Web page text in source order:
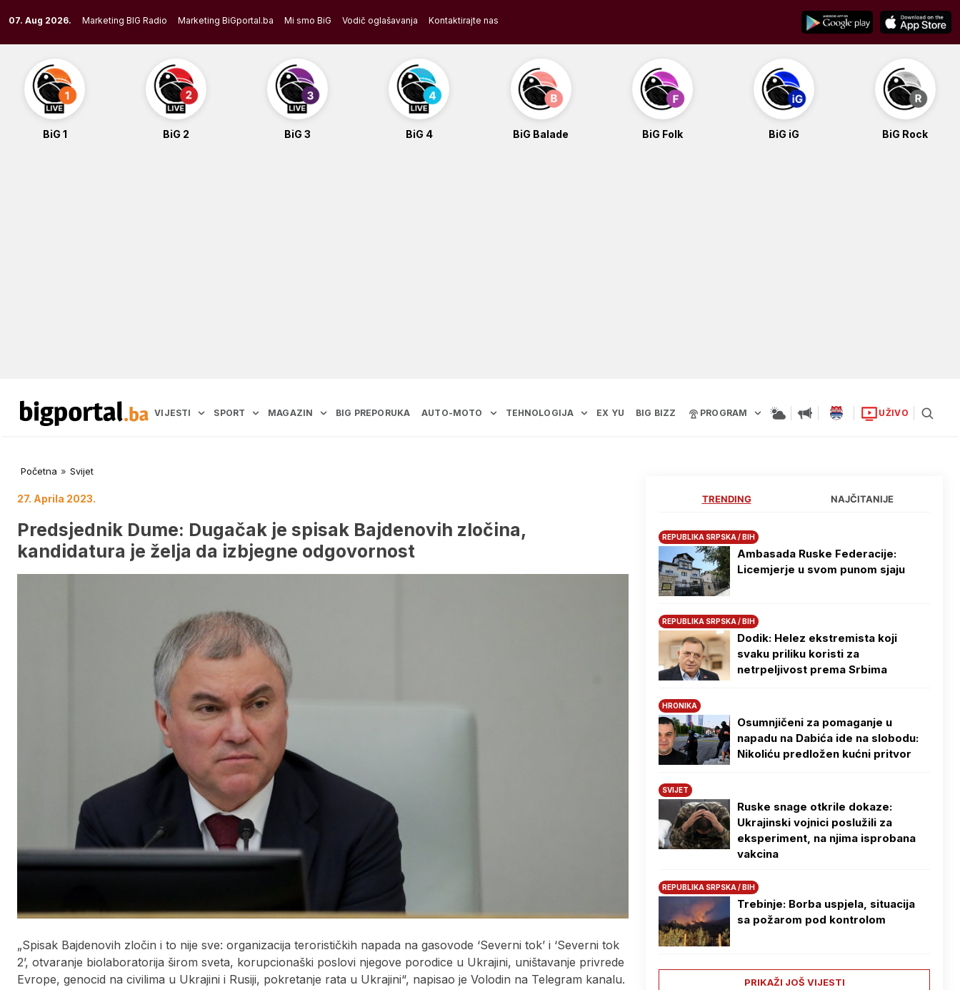
to
content
07. Aug 2026. Marketing BIG Radio Marketing BiGportal.ba Mi smo BiG Vodič oglašavanja Kontaktirajte nas
BiG 1 BiG 2 BiG 3 BiG 4 BiG Balade BiG Folk BiG iG BiG Rock
VIJESTI SPORT MAGAZIN BIG PREPORUKA AUTO-MOTO TEHNOLOGIJA EX YU BIG BIZZ PROGRAM UŽIVO
Početna » Svijet
27. Aprila 2023.
Predsjednik Dume: Dugačak je spisak Bajdenovih zločina,
kandidatura je želja da izbjegne odgovornost
„Spisak Bajdenovih zločin i to nije sve: organizacija terorističkih napada na gasovode ‘Severni tok’ i ‘Severni tok
2’, otvaranje biolaboratorija širom sveta, korupcionaški poslovi njegove porodice u Ukrajini, uništavanje privrede
Evrope, genocid na civilima u Ukrajini i Rusiji, pokretanje rata u Ukrajini“, napisao je Volodin na Telegram kanalu.
TRENDING NAJČITANIJE
REPUBLIKA SRPSKA / BIH
Ambasada Ruske Federacije:
Licemjerje u svom punom sjaju
REPUBLIKA SRPSKA / BIH
Dodik: Helez ekstremista koji
svaku priliku koristi za
netrpeljivost prema Srbima
HRONIKA
Osumnjičeni za pomaganje u
napadu na Dabića ide na slobodu:
Nikoliću predložen kućni pritvor
SVIJET
Ruske snage otkrile dokaze:
Ukrajinski vojnici poslužili za
eksperiment, na njima isprobana
vakcina
REPUBLIKA SRPSKA / BIH
Trebinje: Borba uspjela, situacija
sa požarom pod kontrolom
PRIKAŽI JOŠ VIJESTI